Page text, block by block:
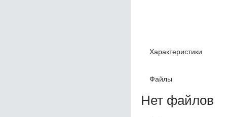
Характеристики
Файлы
Нет файлов